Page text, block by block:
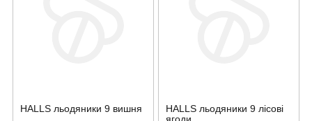
HALLS льодяники 9 вишня
HALLS льодяники 9 лісові
ягоди